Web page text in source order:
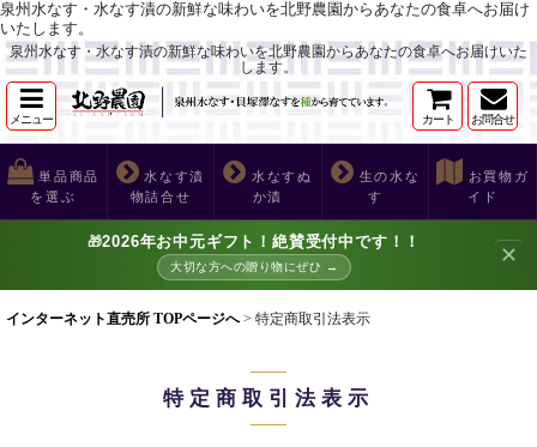
泉州水なす・水なす漬の新鮮な味わいを北野農園からあなたの食卓へお届け
いたします。
泉州水なす・水なす漬の新鮮な味わいを北野農園からあなたの食卓へお届けいた
します。
メニュー カート お問合せ
単品商品
を選ぶ
水なす漬
物詰合せ
水なすぬ
か漬
生の水な
す
お買物ガ
イド
🎁2026年お中元ギフト！絶賛受付中です！！
大切な方への贈り物にぜひ → ✕
インターネット直売所 TOPページへ > 特定商取引法表示
特定商取引法表示